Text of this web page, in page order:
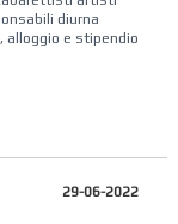
diurna
alloggio e stipendio
29-06-2022